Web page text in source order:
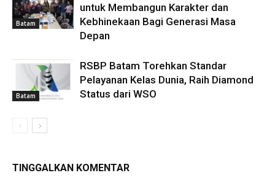
Batam
untuk Membangun Karakter dan
Kebhinekaan Bagi Generasi Masa
Depan
Batam
RSBP Batam Torehkan Standar
Pelayanan Kelas Dunia, Raih Diamond
Status dari WSO
TINGGALKAN KOMENTAR